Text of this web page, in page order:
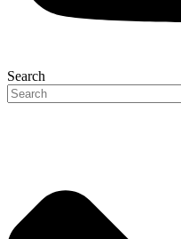
Search